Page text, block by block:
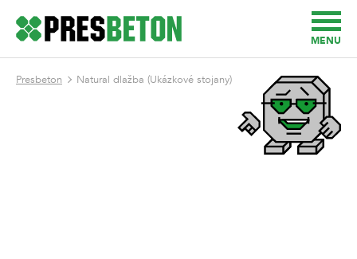
MENU
Presbeton Natural dlažba (Ukázkové stojany)